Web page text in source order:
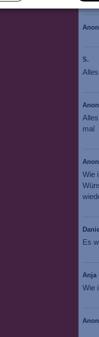
S.
mal
Wie
Es
Anja
Wie